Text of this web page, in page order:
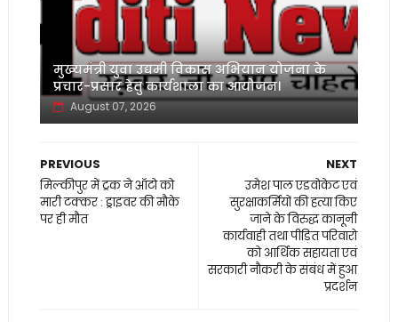
मुख्यमंत्री युवा उद्यमी विकास अभियान योजना के
प्रचार-प्रसार हेतु कार्यशाला का आयोजन।
August 07, 2026
NEXT
उमेश पाल एडवोकेट एवं
सुरक्षाकर्मियों की हत्या किए
जाने के विरुद्ध कानूनी
कार्यवाही तथा पीड़ित परिवारो
को आर्थिक सहायता एवं
सरकारी नौकरी के संबंध में हुआ
प्रदर्शन
PREVIOUS
मिल्कीपुर में ट्रक ने ऑटो को
मारी टक्कर : ड्राइवर की मौके
पर ही मौत